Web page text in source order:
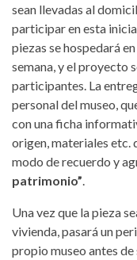
sean llevadas al
participar en esta
piezas se hospedará
semana, y el proyecto
participantes. La
personal del museo,
con una ficha
origen, materiales etc.
modo de recuerdo y
patrimonio”.
Una vez que la pieza
vivienda, pasará un
propio museo antes